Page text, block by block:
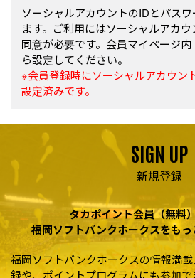
ソーシャルアカウントのIDとパス
ます。ご利用にはソーシャルアカ
同意が必要です。会員マイページ
ら設定してください。
※会員登録時にソーシャルアカウン
設定済みです。
SIGN UP
新規登録
タカポイント会員（無料
福岡ソフトバンクホークスをも
福岡ソフトバンクホークスの情報満
録や、ポイントプログラムにも参加で